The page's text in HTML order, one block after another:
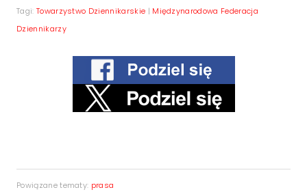
Tagi: Towarzystwo Dziennikarskie | Międzynarodowa Federacja
Dziennikarzy
Powiązane tematy: prasa